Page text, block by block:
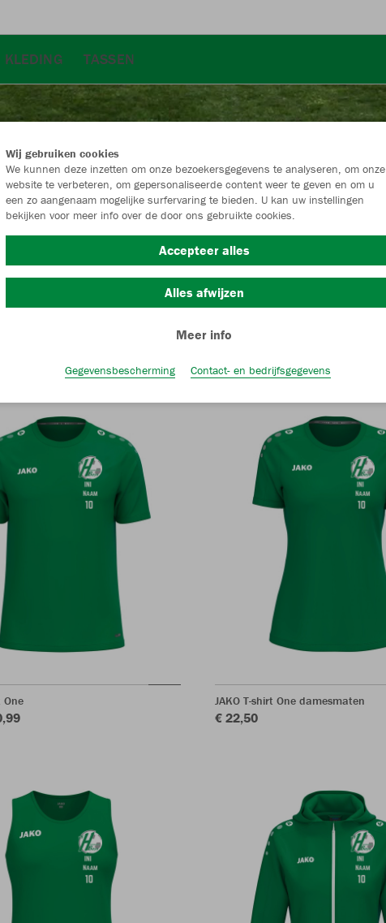
TASSEN
One JAKO T-shirt One damesmaten
€ 22,50
Wij gebruiken cookies
We kunnen deze inzetten om onze bezoekersgegevens te analyseren, om onze
website te verbeteren, om gepersonaliseerde content weer te geven en om u
een zo aangenaam mogelijke surfervaring te bieden. U kan uw instellingen
bekijken voor meer info over de door ons gebruikte cookies.
Accepteer alles
Alles afwijzen
Meer info
Gegevensbescherming Contact- en bedrijfsgegevens